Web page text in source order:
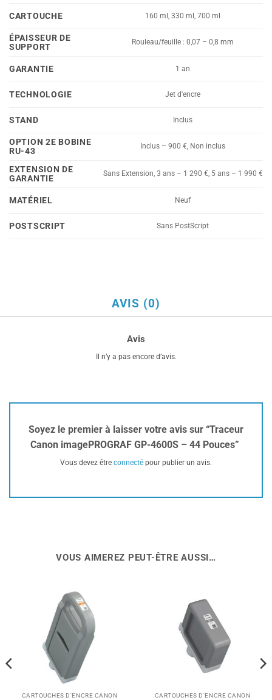
CARTOUCHE 160 ml, 330 ml, 700 ml
ÉPAISSEUR DE
SUPPORT
Rouleau/feuille : 0,07 – 0,8 mm
GARANTIE 1 an
TECHNOLOGIE Jet d'encre
STAND Inclus
OPTION 2E BOBINE
RU-43
Inclus – 900 €, Non inclus
EXTENSION DE
GARANTIE
Sans Extension, 3 ans – 1 290 €, 5 ans – 1 990 €
MATÉRIEL Neuf
POSTSCRIPT Sans PostScript
AVIS (0)
Avis
Il n’y a pas encore d’avis.
Soyez le premier à laisser votre avis sur “Traceur
Canon imagePROGRAF GP-4600S – 44 Pouces”
Vous devez être connecté pour publier un avis.
VOUS AIMEREZ PEUT-ÊTRE AUSSI…
CARTOUCHES D'ENCRE CANON CARTOUCHES D'ENCRE CANON